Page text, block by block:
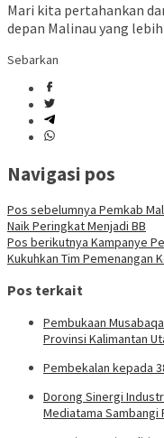
Mari kita pertahankan
depan Malinau yang
Sebarkan
Navigasi pos
Pos sebelumnya Pemkab
Naik Peringkat Menjadi BB
Pos berikutnya Kampanye
Kukuhkan Tim Pemenangan
Pos terkait
Pembukaan
Provinsi Kalimantan
Pembekalan kepada
Dorong Sinergi
Mediatama Sambangi